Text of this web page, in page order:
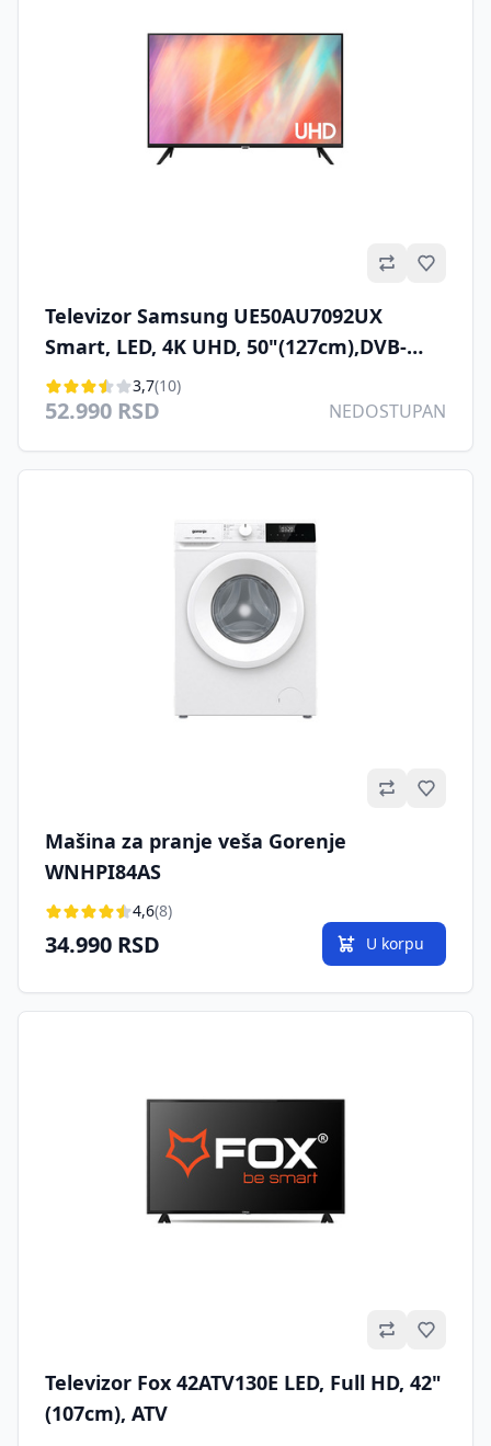
Televizor Samsung UE50AU7092UX
Smart, LED, 4K UHD, 50"(127cm),DVB-
T2/C/S2
3,7(10)
52.990 RSD NEDOSTUPAN
Mašina za pranje veša Gorenje
WNHPI84AS
4,6(8)
34.990 RSD U korpu
Televizor Fox 42ATV130E LED, Full HD, 42"
(107cm), ATV